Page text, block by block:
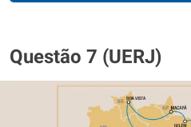
Questão 7 (UERJ)